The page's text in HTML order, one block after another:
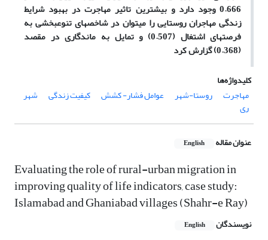
0.666 وجود دارد و بیشترین تاثیر مهاجرت در بهبود شرایط
زندگی مهاجران روستایی را می­توان در شاخص­های تنوع­بخشی به
فرصت­های اشتغال (0.507) و تمایل به ماندگاری در مقصد
(0.368) گزارش کرد
کلیدواژه‌ها
مهاجرت
روستا-شهر عوامل فشار- کشش کیفیت زندگی شهر
ری
عنوان مقاله English
Evaluating the role of rural-urban migration in
improving quality of life indicators, case study:
Islamabad and Ghaniabad villages (Shahr-e Ray)
نویسندگان English